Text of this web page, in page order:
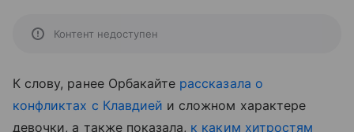
Контент недоступен
К слову, ранее Орбакайте рассказала о
конфликтах с Клавдией и сложном характере
девочки, а также показала, к каким хитростям